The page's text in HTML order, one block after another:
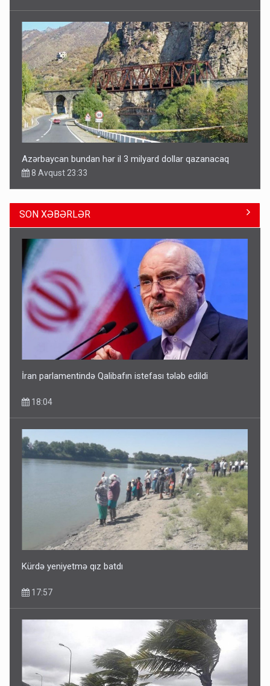
Azərbaycan bundan hər il 3 milyard dollar qazanacaq
8 Avqust 23:33
Avtomobil sahiblərinin nəzərinə: Kasko bahalaşır -
SƏBƏBLƏR
Dünyanı idarə edənlər insanlığın başını bu şou ilə qatır
14:22
SON XƏBƏRLƏR
İran parlamentində Qalibafın istefası tələb edildi
18:04
Kürdə yeniyetmə qız batdı
17:57